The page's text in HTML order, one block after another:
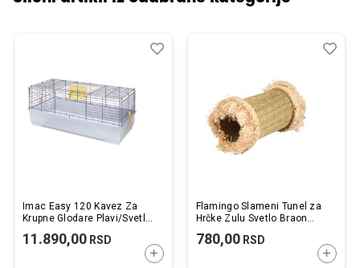
Imac Easy 120 Kavez Za
Krupne Glodare Plavi/Svetlo
11.890,00 RSD
DODAJTE U KORPU
Dodaj
Uporedi
Flamingo Slameni Tunel za
Hrčke Zulu Svetlo Braon
780,00RSD